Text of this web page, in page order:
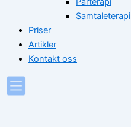
Samtaleterapi
Priser
Artikler
Kontakt oss